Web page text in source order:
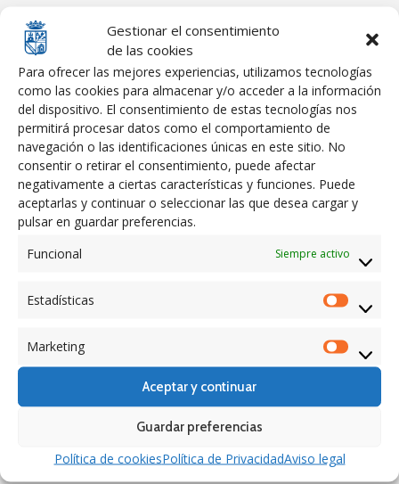
Gestionar el consentimiento
de las cookies
Para ofrecer las mejores experiencias, utilizamos tecnologías
como las cookies para almacenar y/o acceder a la información
del dispositivo. El consentimiento de estas tecnologías nos
permitirá procesar datos como el comportamiento de
navegación o las identificaciones únicas en este sitio. No
consentir o retirar el consentimiento, puede afectar
negativamente a ciertas características y funciones. Puede
aceptarlas y continuar o seleccionar las que desea cargar y
pulsar en guardar preferencias.
Funcional
Siempre activo
Estadísticas
Marketing
Aceptar y continuar
Guardar preferencias
Política de cookiesPolítica de PrivacidadAviso legal
Convocatoria y bases “PROGRAMA DE APOYO ACTIVO AL
EMPLEO 2026”
13.07.2026
Concesión de Ayudas para la Contratación – Programa de
Apoyo al Empleo 2026
7.07.2026
Conservación Adecuación Jardines y Vías – Programa de
Apoyo al Empleo 2026
Conservación y Limpieza Edificios Municipales- Programa
7.07.2026
Apertura Piscina Temporada 2026, el día 19 de Junio
Lista definitiva de admitidos para Escuela Infantil